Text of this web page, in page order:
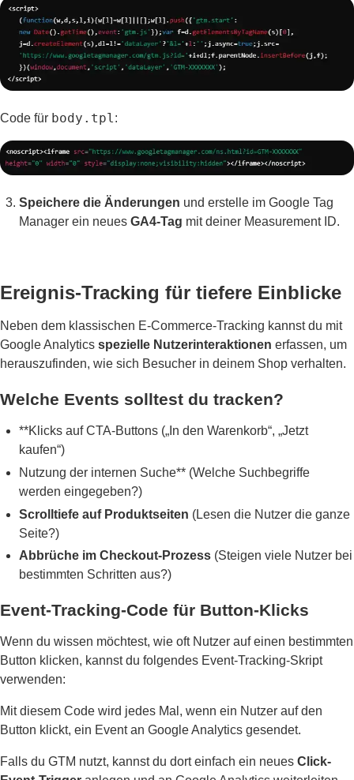
Code für body.tpl:
Speichere die Änderungen und erstelle im Google Tag
Manager ein neues GA4-Tag mit deiner Measurement ID.
Ereignis-Tracking für tiefere Einblicke
Neben dem klassischen E-Commerce-Tracking kannst du mit
Google Analytics spezielle Nutzerinteraktionen erfassen, um
herauszufinden, wie sich Besucher in deinem Shop verhalten.
Welche Events solltest du tracken?
**Klicks auf CTA-Buttons („In den Warenkorb“, „Jetzt
kaufen“)
Nutzung der internen Suche** (Welche Suchbegriffe
werden eingegeben?)
Scrolltiefe auf Produktseiten (Lesen die Nutzer die ganze
Seite?)
Abbrüche im Checkout-Prozess (Steigen viele Nutzer bei
bestimmten Schritten aus?)
Event-Tracking-Code für Button-Klicks
Wenn du wissen möchtest, wie oft Nutzer auf einen bestimmten
Button klicken, kannst du folgendes Event-Tracking-Skript
verwenden:
Mit diesem Code wird jedes Mal, wenn ein Nutzer auf den
Button klickt, ein Event an Google Analytics gesendet.
Falls du GTM nutzt, kannst du dort einfach ein neues Click-